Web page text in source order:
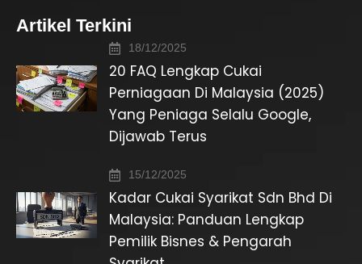
Artikel Terkini
18/12/2025
20 FAQ Lengkap Cukai
Perniagaan Di Malaysia (2025)
Yang Peniaga Selalu Google,
Dijawab Terus
15/12/2025
Kadar Cukai Syarikat Sdn Bhd Di
Malaysia: Panduan Lengkap
Pemilik Bisnes & Pengarah